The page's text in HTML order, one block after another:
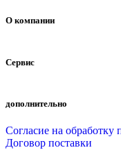
О компании
Сервис
дополнительно
Согласие на
Договор поставки